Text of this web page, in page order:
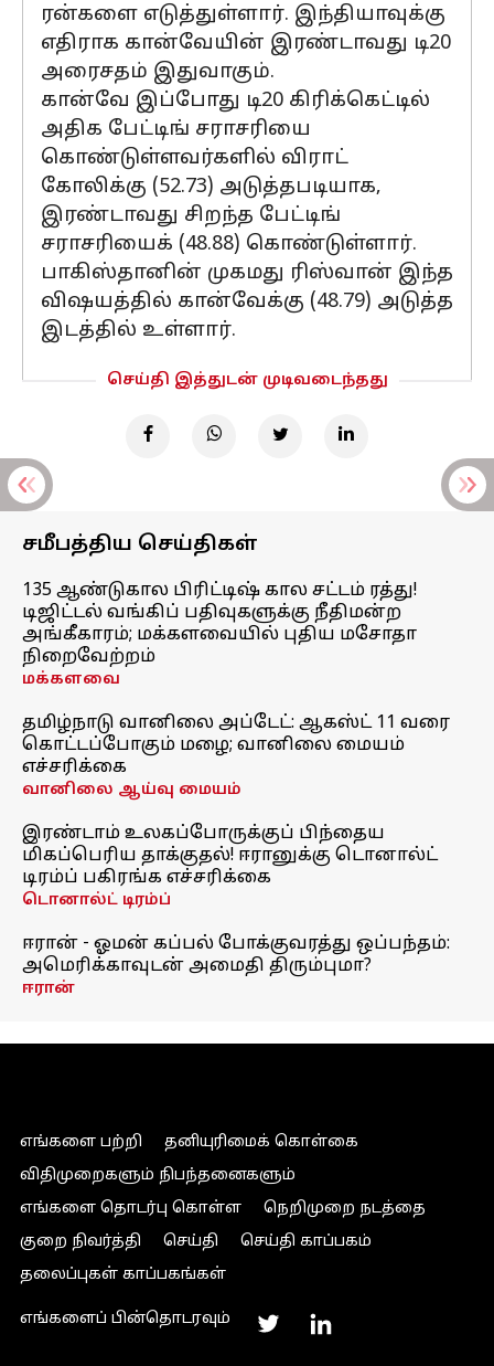
ரன்களை எடுத்துள்ளார். இந்தியாவுக்கு
எதிராக கான்வேயின் இரண்டாவது டி20
அரைசதம் இதுவாகும்.
கான்வே இப்போது டி20 கிரிக்கெட்டில்
அதிக பேட்டிங் சராசரியை
கொண்டுள்ளவர்களில் விராட்
கோலிக்கு (52.73) அடுத்தபடியாக,
இரண்டாவது சிறந்த பேட்டிங்
சராசரியைக் (48.88) கொண்டுள்ளார்.
பாகிஸ்தானின் முகமது ரிஸ்வான் இந்த
விஷயத்தில் கான்வேக்கு (48.79) அடுத்த
இடத்தில் உள்ளார்.
செய்தி இத்துடன் முடிவடைந்தது
சமீபத்திய செய்திகள்
135 ஆண்டுகால பிரிட்டிஷ் கால சட்டம் ரத்து!
டிஜிட்டல் வங்கிப் பதிவுகளுக்கு நீதிமன்ற
அங்கீகாரம்; மக்களவையில் புதிய மசோதா
நிறைவேற்றம்
மக்களவை
தமிழ்நாடு வானிலை அப்டேட்: ஆகஸ்ட் 11 வரை
கொட்டப்போகும் மழை; வானிலை மையம்
எச்சரிக்கை
வானிலை ஆய்வு மையம்
இரண்டாம் உலகப்போருக்குப் பிந்தைய
மிகப்பெரிய தாக்குதல்! ஈரானுக்கு டொனால்ட்
டிரம்ப் பகிரங்க எச்சரிக்கை
டொனால்ட் டிரம்ப்
ஈரான் - ஓமன் கப்பல் போக்குவரத்து ஒப்பந்தம்:
அமெரிக்காவுடன் அமைதி திரும்புமா?
ஈரான்
எங்களை பற்றி
தனியுரிமைக் கொள்கை
விதிமுறைகளும் நிபந்தனைகளும்
எங்களை தொடர்பு கொள்ள
நெறிமுறை நடத்தை
குறை நிவர்த்தி
செய்தி
செய்தி காப்பகம்
தலைப்புகள் காப்பகங்கள்
எங்களைப் பின்தொடரவும்